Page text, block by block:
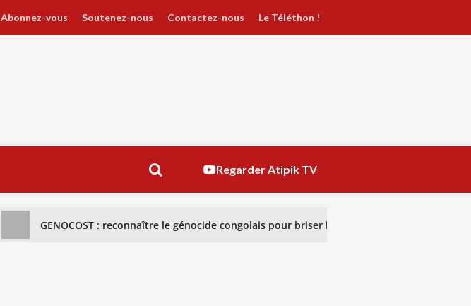
Abonnez-vous Soutenez-nous Contactez-nous Le Téléthon !
Regarder Atipik TV
GENOCOST : reconnaître le génocide congolais pour briser le silence